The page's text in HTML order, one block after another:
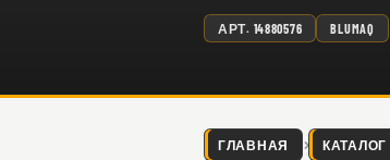
АРТ. 14880576 BLUMAQ
ГЛАВНАЯ КАТАЛОГ